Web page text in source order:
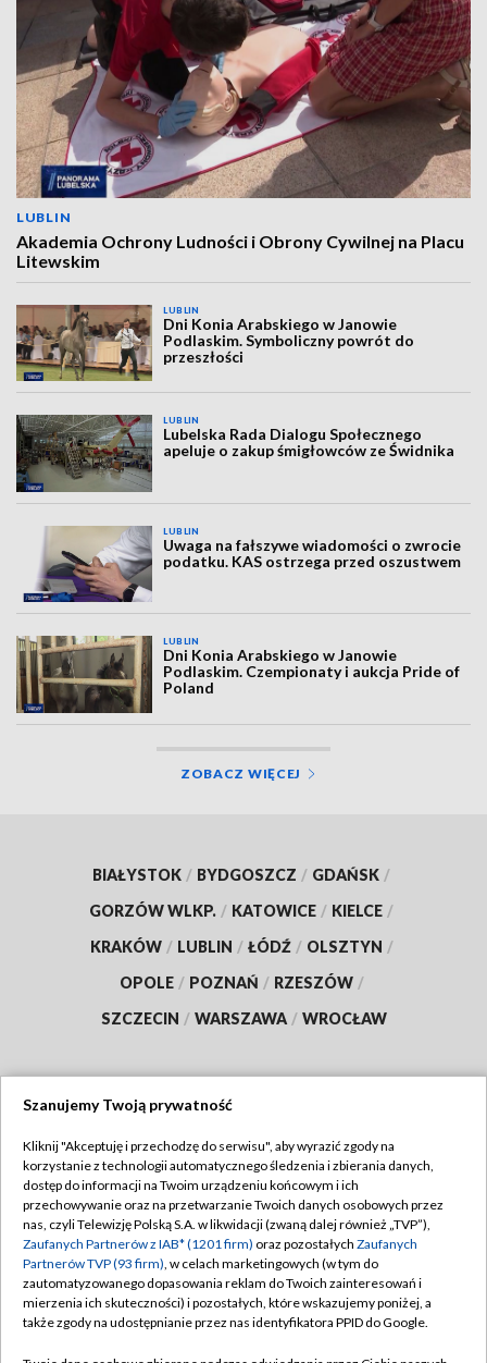
LUBLIN
Akademia Ochrony Ludności i Obrony Cywilnej na Placu
Litewskim
LUBLIN
Dni Konia Arabskiego w Janowie
Podlaskim. Symboliczny powrót do
przeszłości
LUBLIN
Lubelska Rada Dialogu Społecznego
apeluje o zakup śmigłowców ze Świdnika
LUBLIN
Uwaga na fałszywe wiadomości o zwrocie
podatku. KAS ostrzega przed oszustwem
LUBLIN
Dni Konia Arabskiego w Janowie
Podlaskim. Czempionaty i aukcja Pride of
Poland
ZOBACZ WIĘCEJ
BIAŁYSTOK / BYDGOSZCZ / GDAŃSK /
GORZÓW WLKP. / KATOWICE / KIELCE /
KRAKÓW / LUBLIN / ŁÓDŹ / OLSZTYN /
OPOLE / POZNAŃ / RZESZÓW /
SZCZECIN / WARSZAWA / WROCŁAW
TVP
Abonament TVP
Emisja w TVP
Centrum informacji TVP
Naziemna Telewizja Cyfrowa
Regulamin TVP
Polityka prywatności
Moje zgody
Pomoc
Szanujemy Twoją prywatność
Kliknij "Akceptuję i przechodzę do serwisu", aby wyrazić zgody na
korzystanie z technologii automatycznego śledzenia i zbierania danych,
dostęp do informacji na Twoim urządzeniu końcowym i ich
przechowywanie oraz na przetwarzanie Twoich danych osobowych przez
nas, czyli Telewizję Polską S.A. w likwidacji (zwaną dalej również „TVP”),
Zaufanych Partnerów z IAB* (1201 firm) oraz pozostałych Zaufanych
Partnerów TVP (93 firm), w celach marketingowych (w tym do
zautomatyzowanego dopasowania reklam do Twoich zainteresowań i
mierzenia ich skuteczności) i pozostałych, które wskazujemy poniżej, a
także zgody na udostępnianie przez nas identyfikatora PPID do Google.